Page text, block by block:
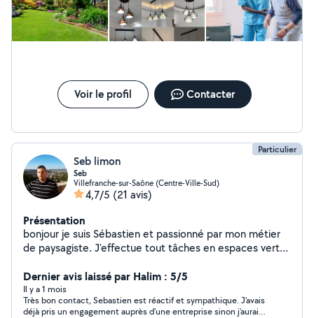
on ne peut pas compter sur lui..
Voir le profil Contacter
Particulier
Seb limon
Seb
Villefranche-sur-Saône (Centre-Ville-Sud)
4,7/5 (21 avis)
Présentation
bonjour je suis Sébastien et passionné par mon métier
de paysagiste. J'effectue tout tâches en espaces verts.
si possible laissez moi vos coordonnées dans votre
Dernier avis laissé par Halim : 5/5
Il y a 1 mois
Très bon contact, Sebastien est réactif et sympathique. J’avais
déjà pris un engagement auprès d’une entreprise sinon j’aurais